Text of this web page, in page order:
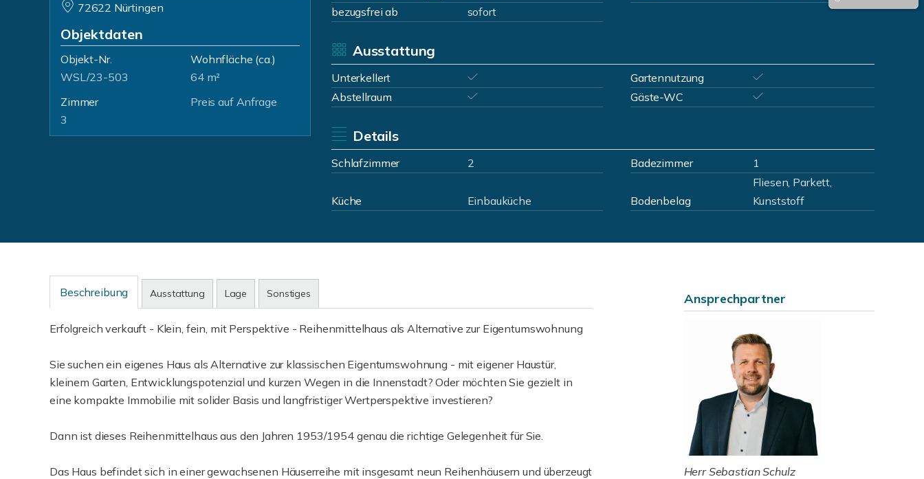
72622 Nürtingen
Objektdaten
Objekt-Nr.
WSL/23-503
Wohnfläche (ca.)
64 m²
Zimmer
3
Preis auf Anfrage
bezugsfrei ab
sofort
Ausstattung
Unterkellert
Gartennutzung
Abstellraum
Gäste-WC
Details
Schlafzimmer 2 Badezimmer 1
Küche Einbauküche Bodenbelag
Fliesen, Parkett,
Kunststoff
Beschreibung Ausstattung Lage Sonstiges
Erfolgreich verkauft - Klein, fein, mit Perspektive - Reihenmittelhaus als Alternative zur Eigentumswohnung
Sie suchen ein eigenes Haus als Alternative zur klassischen Eigentumswohnung - mit eigener Haustür,
kleinem Garten, Entwicklungspotenzial und kurzen Wegen in die Innenstadt? Oder möchten Sie gezielt in
eine kompakte Immobilie mit solider Basis und langfristiger Wertperspektive investieren?
Dann ist dieses Reihenmittelhaus aus den Jahren 1953/1954 genau die richtige Gelegenheit für Sie.
Das Haus befindet sich in einer gewachsenen Häuserreihe mit insgesamt neun Reihenhäusern und überzeugt
Ansprechpartner
Herr Sebastian Schulz